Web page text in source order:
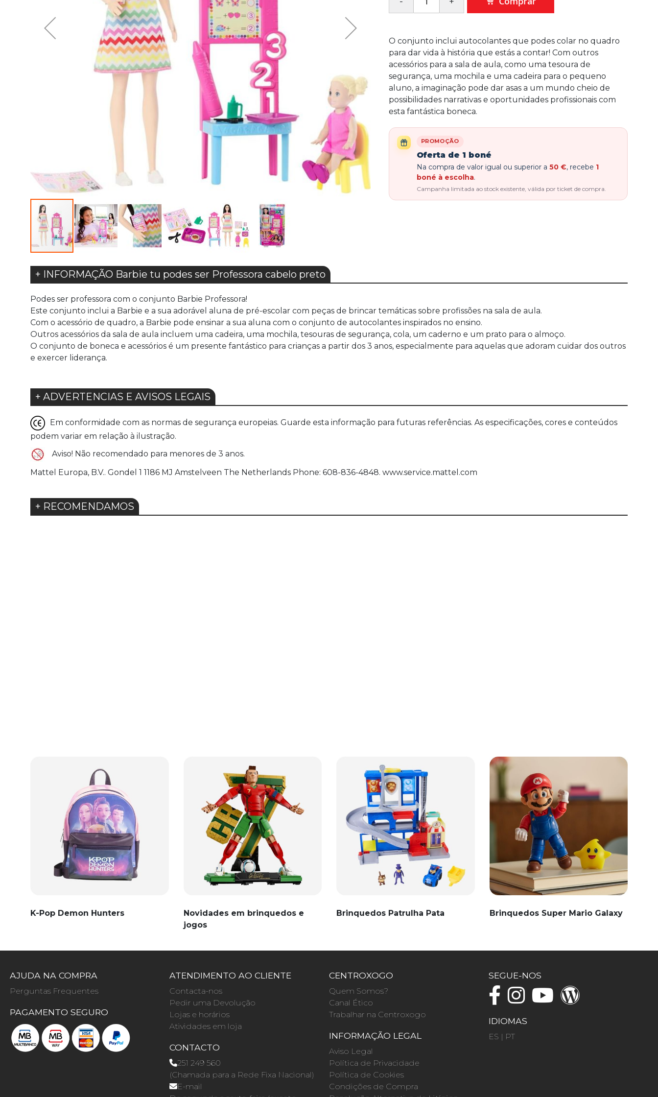
O conjunto inclui autocolantes que podes colar no quadro
para dar vida à história que estás a contar! Com outros
acessórios para a sala de aula, como uma tesoura de
segurança, uma mochila e uma cadeira para o pequeno
aluno, a imaginação pode dar asas a um mundo cheio de
possibilidades narrativas e oportunidades profissionais com
esta fantástica boneca.
PROMOÇÃO
Oferta de 1 boné
Na compra de valor igual ou superior a 50 €, recebe 1
boné à escolha.
Campanha limitada ao stock existente, válida por ticket de compra.
+ INFORMAÇÃO Barbie tu podes ser Professora cabelo preto
Podes ser professora com o conjunto Barbie Professora!
Este conjunto inclui a Barbie e a sua adorável aluna de pré-escolar com peças de brincar temáticas sobre profissões na sala de aula.
Com o acessório de quadro, a Barbie pode ensinar a sua aluna com o conjunto de autocolantes inspirados no ensino.
Outros acessórios da sala de aula incluem uma cadeira, uma mochila, tesouras de segurança, cola, um caderno e um prato para o almoço.
O conjunto de boneca e acessórios é um presente fantástico para crianças a partir dos 3 anos, especialmente para aquelas que adoram cuidar dos outros
e exercer liderança.
+ ADVERTENCIAS E AVISOS LEGAIS
Em conformidade com as normas de segurança europeias. Guarde esta informação para futuras referências. As especificações, cores e conteúdos
podem variar em relação à ilustração.
Aviso! Não recomendado para menores de 3 anos.
Mattel Europa, B.V.. Gondel 1 1186 MJ Amstelveen The Netherlands Phone: 608-836-4848. www.service.mattel.com
+ RECOMENDAMOS
K-Pop Demon Hunters
Novidades em brinquedos e
jogos
Brinquedos Patrulha Pata Brinquedos Super Mario Galaxy
AJUDA NA COMPRA
Perguntas Frequentes
PAGAMENTO SEGURO
ATENDIMENTO AO CLIENTE
Contacta-nos
Pedir uma Devolução
Lojas e horários
Atividades em loja
CONTACTO
251 249 560
(Chamada para a Rede Fixa Nacional)
E-mail
CENTROXOGO
Quem Somos?
Canal Ético
Trabalhar na Centroxogo
INFORMAÇÃO LEGAL
Aviso Legal
Política de Privacidade
Política de Cookies
Condições de Compra
SEGUE-NOS
IDIOMAS
ES | PT